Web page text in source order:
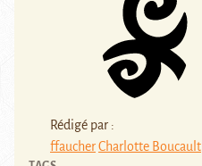
Rédigé par :
ffaucherCharlotte Boucault